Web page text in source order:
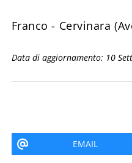
Franco - Cervinara
Data di aggiornamento: 10
EMAIL